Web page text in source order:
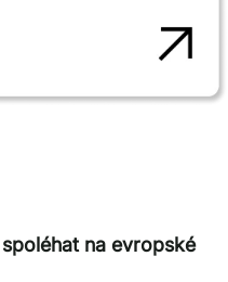
na evropské